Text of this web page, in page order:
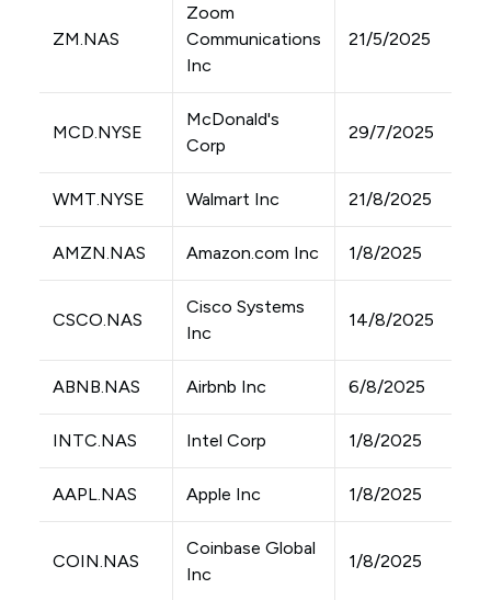
ZM.NAS
Zoom
Communications
Inc
21/5/2025
MCD.NYSE
McDonald's
Corp
29/7/2025
WMT.NYSE Walmart Inc 21/8/2025
AMZN.NAS Amazon.com Inc 1/8/2025
CSCO.NAS
Cisco Systems
Inc
14/8/2025
ABNB.NAS Airbnb Inc 6/8/2025
INTC.NAS Intel Corp 1/8/2025
AAPL.NAS Apple Inc 1/8/2025
COIN.NAS
Coinbase Global
Inc
1/8/2025